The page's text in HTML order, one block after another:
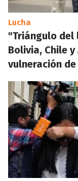
Lucha
"Triángulo del
Bolivia, Chile
vulneración